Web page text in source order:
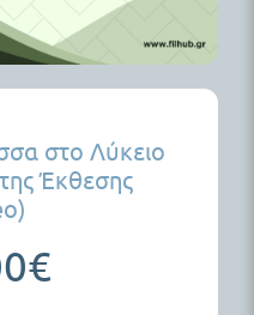
στο Λύκειο
Έκθεσης
€